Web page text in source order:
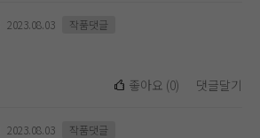
2023.08.03 작품댓글
좋아요 (0) 댓글달기
2023.08.03 작품댓글